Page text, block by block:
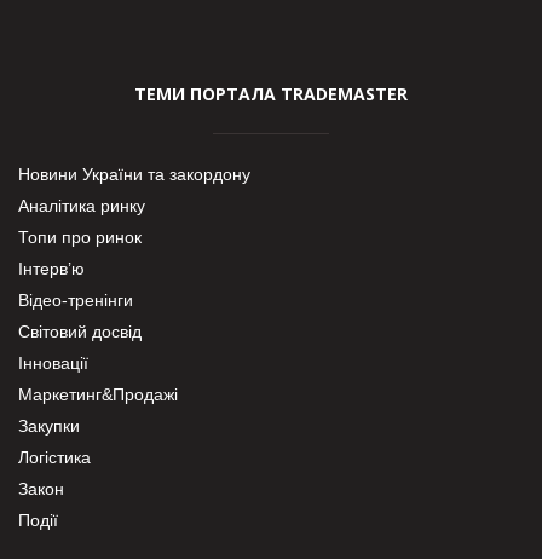
ТЕМИ ПОРТАЛА TRADEMASTER
Новини України та закордону
Аналітика ринку
Топи про ринок
Інтерв’ю
Відео-тренінги
Світовий досвід
Інновації
Маркетинг&Продажі
Закупки
Логістика
Закон
Події